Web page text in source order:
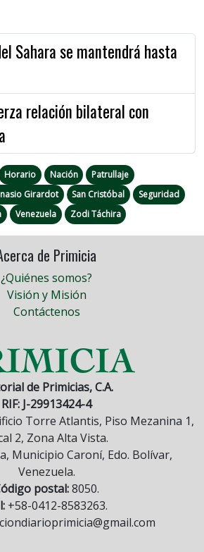
Sahara se mantendrá hasta
relación bilateral con
Horario Nación
Patrullaje
Girardot
San Cristóbal
Seguridad
Venezuela Zodi Táchira
de Primicia
¿Quiénes somos?
Visión y Misión
Contáctenos
de Primicias, C.A.
RIF: J-29913424-4
Torre Atlantis, Piso Mezanina 1,
2, Zona Alta Vista.
Municipio Caroní, Edo. Bolívar,
Venezuela.
postal:8050.
+58-0412-8583263.